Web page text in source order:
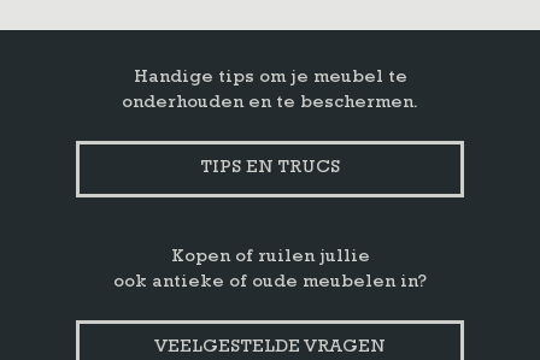
Handige tips om je meubel te
onderhouden en te beschermen.
TIPS EN TRUCS
Kopen of ruilen jullie
ook antieke of oude meubelen in?
VEELGESTELDE VRAGEN